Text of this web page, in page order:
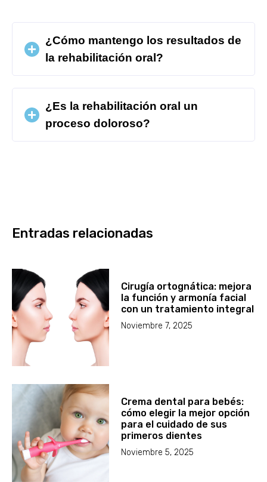
¿Cómo mantengo los resultados de
la rehabilitación oral?
¿Es la rehabilitación oral un
proceso doloroso?
Entradas relacionadas
Cirugía ortognática: mejora
la función y armonía facial
con un tratamiento integral
Noviembre 7, 2025
Crema dental para bebés:
cómo elegir la mejor opción
para el cuidado de sus
primeros dientes
Noviembre 5, 2025